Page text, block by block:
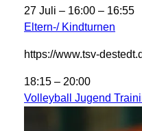
27 Juli – 16:00 – 16:55
Eltern-/ Kindturnen
https://www.tsv-
18:15 – 20:00
Volleyball Jugend